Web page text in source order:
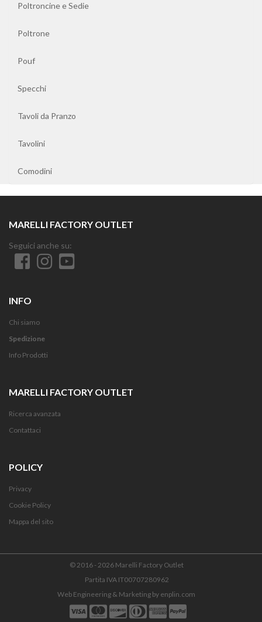
Pouf
Specchi
da
Poltroncine e Sedie
Poltrone
Pouf
Specchi
Tavoli da Pranzo
Tavolini
Comodini
MARELLI FACTORY OUTLET
Seguici anche su:
INFO
Chi siamo
Spedizione
Info Prodotti
MARELLI FACTORY OUTLET
Ricerca avanzata
Contattaci
POLICY
Privacy
Cookie Policy
Mappa del sito
© 2016 - 2026 Marelli Factory Outlet
Partita IVA IT00707280962
Web Engineering & Marketing by enplin.com